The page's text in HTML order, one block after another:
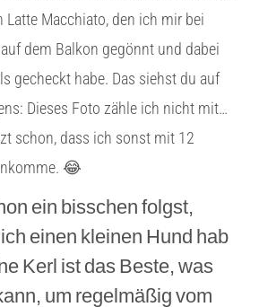
Macchiato, den ich mir bei
dem Balkon gegönnt und dabei
gecheckt habe. Das siehst du auf
Dieses Foto zähle ich nicht mit…
schon, dass ich sonst mit 12
😂
ein bisschen folgst,
einen kleinen Hund hab
Kerl ist das Beste, was
um regelmäßig vom